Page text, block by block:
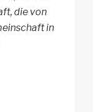
die von
in